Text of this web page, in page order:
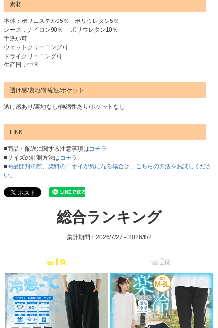
素材
本体：ポリエステル95％ ポリウレタン5％
レース：ナイロン90％ ポリウレタン10％
手洗い可
ウェットクリーニング可
ドライクリーニング可
生産国：中国
透け感/裏地/伸縮性/ポケット
透け感あり/裏地なし/伸縮性あり/ポケットなし
LINK
■商品・配送に関する注意事項は コチラ
■サイズの計測方法は コチラ
■商品開封の際、染料のニオイが気になる場合は、こちらの方法をお試しくださ
い。
総合ランキング
集計期間：2026/7/27～2026/8/2